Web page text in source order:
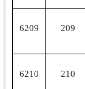
6209 209
6210 210